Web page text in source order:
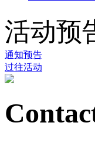
活动预
通知预告
过往活动